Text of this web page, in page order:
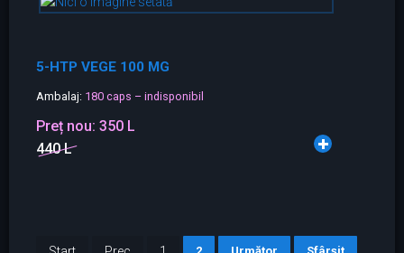
5-HTP VEGE 100 MG
Ambalaj: 180 caps – indisponibil
Preț nou: 350 L
440 L